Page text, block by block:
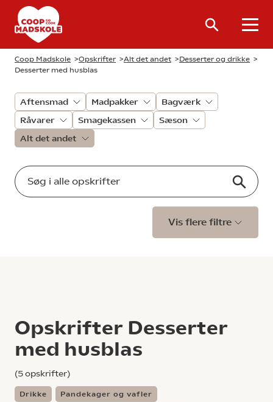
Coop Madskole >Opskrifter >Alt det andet >Desserter og drikke >
Desserter med husblas
Aftensmad Madpakker
Bagværk
Råvarer
Smagekassen
Sæson
Alt det andet
Vis flere filtre
Opskrifter Desserter
med husblas
(5opskrifter)
Drikke Pandekager og vafler